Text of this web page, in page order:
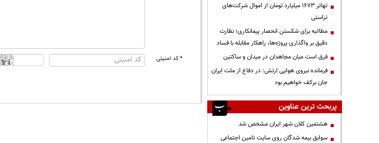
* کد امنیتی
تهاتر ۱۶۷۳ میلیارد تومان از اموال شرکت‌های
تراستی
مطالبه برای شکستن انحصار پیمانکاری؛ نظارت
دقیق بر واگذاری پروژه‌ها، راهکار مقابله با فساد
فرق است میان مجاهدان در میدان و ساکتین
فرمانده نیروی هوایی ارتش: در دفاع از ملت ایران
جان برکف خواهیم بود
پربحث ترین عناوین
هشتمین کلان شهر ایران مشخص شد
سوابق بیمه شدگان روی سایت تامین اجتماعی